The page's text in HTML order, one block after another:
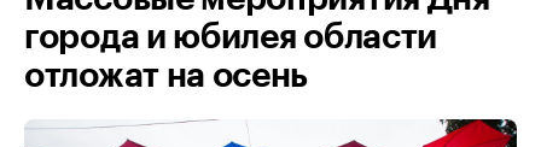
города и юбилея области
отложат на осень